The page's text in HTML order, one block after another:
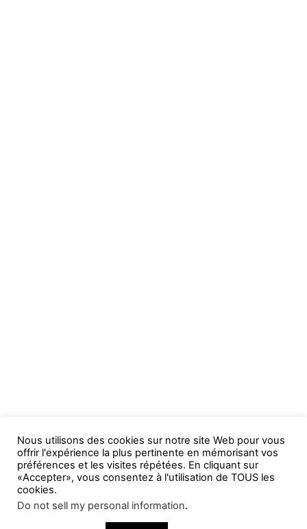
Nous utilisons des cookies sur notre site Web pour vous
offrir l'expérience la plus pertinente en mémorisant vos
préférences et les visites répétées. En cliquant sur
«Accepter», vous consentez à l'utilisation de TOUS les
cookies.
Do not sell my personal information.